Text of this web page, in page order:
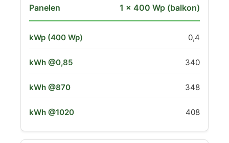
1 × 400 Wp (balkon)
0,4
340
348
408